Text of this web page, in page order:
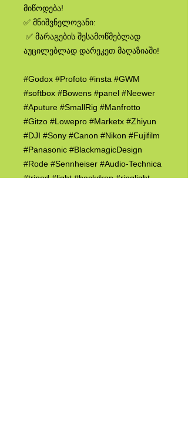
მიწოდება!
✅ მნიშვნელოვანი:
✅ მარაგების შესამოწმებლად
აუცილებლად დარეკეთ მაღაზიაში!
#Godox #Profoto #insta #GWM
#softbox #Bowens #panel #Neewer
#Aputure #SmallRig #Manfrotto
#Gitzo #Lowepro #Marketx #Zhiyun
#DJI #Sony #Canon #Nikon #Fujifilm
#Panasonic #BlackmagicDesign
#Rode #Sennheiser #Audio-Technica
#tripod #light #backdrop #ringlight